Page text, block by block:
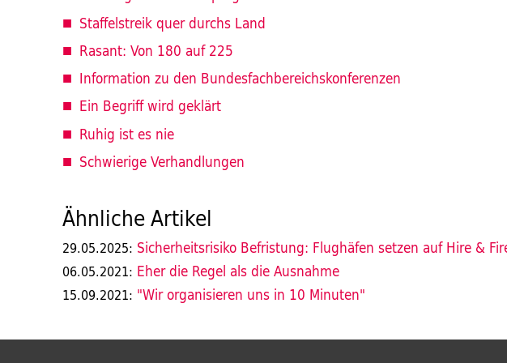
Staffelstreik quer durchs Land
Rasant: Von 180 auf 225
Information zu den Bundesfachbereichskonferenzen
Ein Begriff wird geklärt
Ruhig ist es nie
Schwierige Verhandlungen
Ähnliche Artikel
29.05.2025: Sicherheitsrisiko Befristung: Flughäfen setzen auf Hire &
06.05.2021: Eher die Regel als die Ausnahme
15.09.2021: "Wir organisieren uns in 10 Minuten"